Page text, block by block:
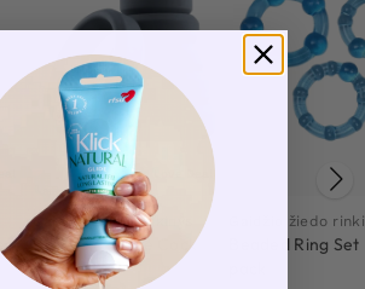
Gaidžio žiedo rinkinys
Boners 6-Piece Cock
Ring Set
Gaidžio žiedo
Beaded Ring